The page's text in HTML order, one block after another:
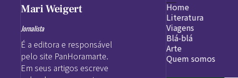
Mari Weigert
Jornalista
É a editora e responsável
pelo site PanHoramarte.
Em seus artigos escreve
Home
Literatura
Legado
Viagens
Blá-blá
Arte
O que é arte
DesignSocial
Quem somos